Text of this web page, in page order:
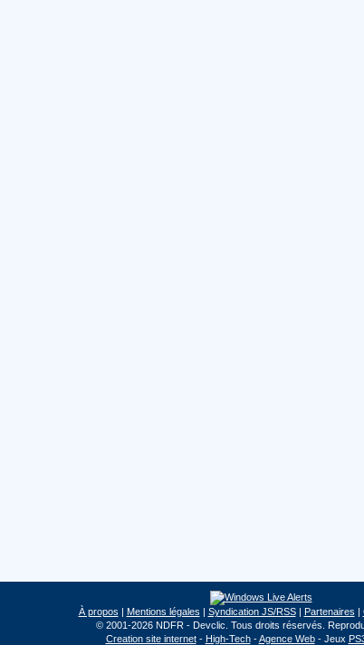
À propos | Mentions légales | Syndication JS/RSS| Partenaires |
© 2001-2026 NDFR - Devclic. Tous droits réservés.
Creation site internet- High-Tech-Agence Web- Jeux